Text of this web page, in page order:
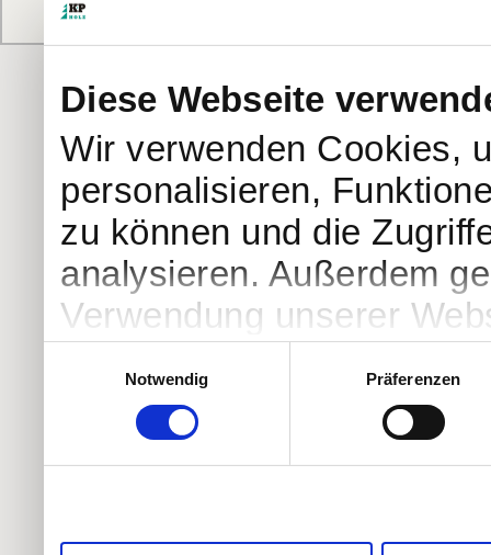
Diese Webseite
Wir verwenden Cookies,
personalisieren,
zu können und die
analysieren. Außerdem
Verwendung unserer
Partner führen diese
weiteren Daten
Notwendig
Präferenzen